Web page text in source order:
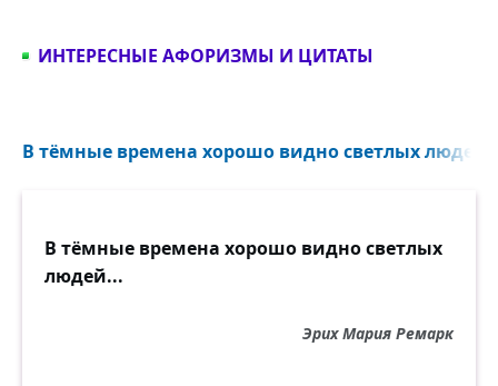
ИНТЕРЕСНЫЕ АФОРИЗМЫ И ЦИТАТЫ
В тёмные времена хорошо видно светлых
В тёмные времена хорошо видно светлых
людей...
Эрих Мария Ремарк